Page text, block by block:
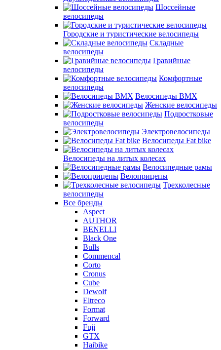
Шоссейные
велосипеды
Городские и туристические велосипеды
Складные
велосипеды
Гравийные
велосипеды
Комфортные
велосипеды
Велосипеды BMX
Женские велосипеды
Подростковые
велосипеды
Электровелосипеды
Велосипеды Fat bike
Велосипеды на литых колесах
Велосипедные рамы
Велоприцепы
Трехколесные
велосипеды
Все бренды
Aspect
AUTHOR
BENELLI
Black One
Bulls
Commencal
Corto
Cronus
Cube
Dewolf
Eltreco
Format
Forward
Fuji
GTX
Haibike